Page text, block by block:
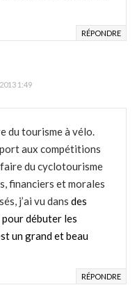
RÉPONDRE
1:49
du tourisme à vélo.
aux compétitions
du cyclotourisme
financiers et morales
j’ai vu dans des
pour débuter les
un grand et beau
RÉPONDRE